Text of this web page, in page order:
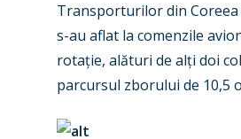
Transporturilor din Coreea
s-au aflat la comenzile
rotație, alături de alți doi
parcursul zborului de 10,5